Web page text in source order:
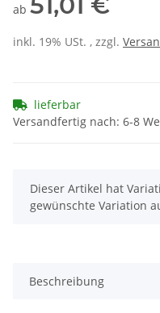
ab
inkl. 19% USt. , zzgl.
lieferbar
Versandfertig nach: 6-8
x
Dieser Artikel hat
gewünschte Variation
Beschreibung